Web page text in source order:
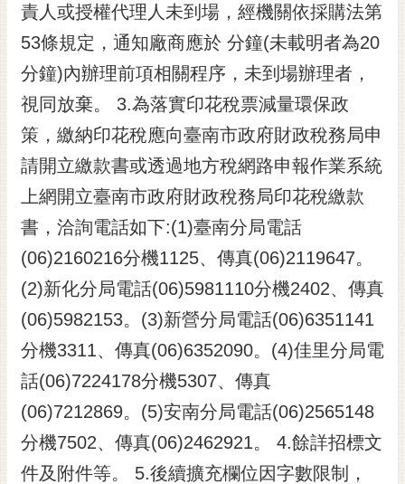
責人或授權代理人未到場，經機關依採購法第
53條規定，通知廠商應於 分鐘(未載明者為20
分鐘)內辦理前項相關程序，未到場辦理者，
視同放棄。 3.為落實印花稅票減量環保政
策，繳納印花稅應向臺南市政府財政稅務局申
請開立繳款書或透過地方稅網路申報作業系統
上網開立臺南市政府財政稅務局印花稅繳款
書，洽詢電話如下:(1)臺南分局電話
(06)2160216分機1125、傳真(06)2119647。
(2)新化分局電話(06)5981110分機2402、傳真
(06)5982153。(3)新營分局電話(06)6351141
分機3311、傳真(06)6352090。(4)佳里分局電
話(06)7224178分機5307、傳真
(06)7212869。(5)安南分局電話(06)2565148
分機7502、傳真(06)2462921。 4.餘詳招標文
件及附件等。 5.後續擴充欄位因字數限制，